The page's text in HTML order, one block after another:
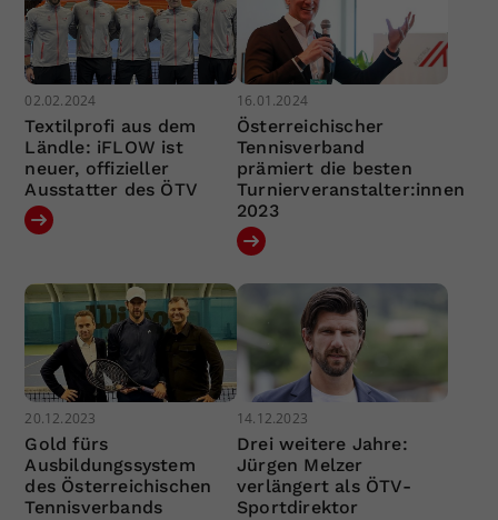
02.02.2024
Textilprofi aus dem
Ländle: iFLOW ist
neuer, offizieller
Ausstatter des ÖTV
16.01.2024
Österreichischer
Tennisverband
prämiert die besten
Turnierveranstalter:innen
2023
20.12.2023
Gold fürs
Ausbildungssystem
des Österreichischen
Tennisverbands
14.12.2023
Drei weitere Jahre:
Jürgen Melzer
verlängert als ÖTV-
Sportdirektor